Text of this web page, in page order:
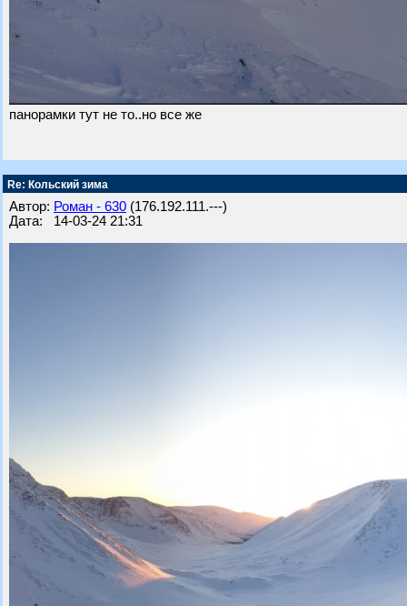
панорамки тут не то..но все же
Re: Кольский зима
Автор: Роман - 630 (176.192.111.---)
Дата: 14-03-24 21:31